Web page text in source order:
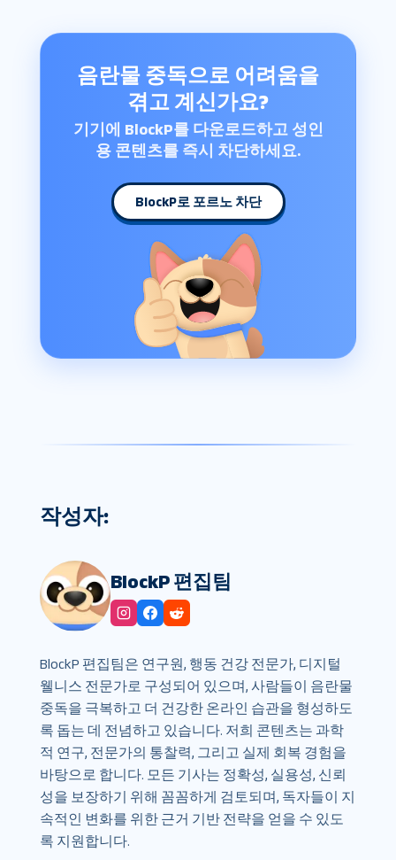
음란물 중독으로 어려움을
겪고 계신가요?
기기에 BlockP를 다운로드하고 성인
용 콘텐츠를 즉시 차단하세요.
BlockP로 포르노 차단
작성자:
BlockP 편집팀
BlockP 편집팀은 연구원, 행동 건강 전문가, 디지털
웰니스 전문가로 구성되어 있으며, 사람들이 음란물
중독을 극복하고 더 건강한 온라인 습관을 형성하도
록 돕는 데 전념하고 있습니다. 저희 콘텐츠는 과학
적 연구, 전문가의 통찰력, 그리고 실제 회복 경험을
바탕으로 합니다. 모든 기사는 정확성, 실용성, 신뢰
성을 보장하기 위해 꼼꼼하게 검토되며, 독자들이 지
속적인 변화를 위한 근거 기반 전략을 얻을 수 있도
록 지원합니다.